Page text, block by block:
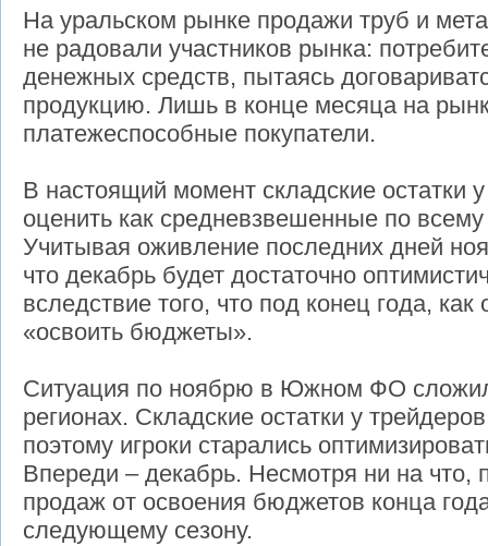
На уральском рынке продажи труб и
не радовали участников рынка:
денежных средств, пытаясь
продукцию. Лишь в конце месяца на
платежеспособные покупатели.
В настоящий момент складские остатки
оценить как средневзвешенные по
Учитывая оживление последних дней
что декабрь будет достаточно
вследствие того, что под конец года,
«освоить бюджеты».
Ситуация по ноябрю в Южном ФО
регионах. Складские остатки у
поэтому игроки старались
Впереди – декабрь. Несмотря ни на что,
продаж от освоения бюджетов конца
следующему сезону.